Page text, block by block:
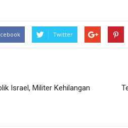
Twitter
Israel, Militer Kehilangan